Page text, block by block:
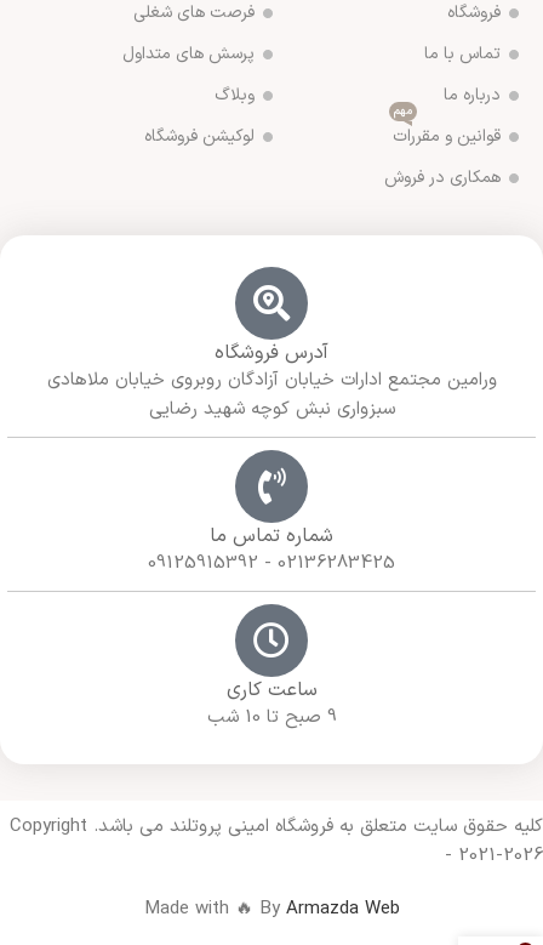
فروشگاه
تماس با ما
درباره ما
قوانین و مقررات
مهم
همکاری در فروش
فرصت های شغلی
پرسش های متداول
وبلاگ
لوکیشن فروشگاه
آدرس فروشگاه
ورامین مجتمع ادارات خیابان آزادگان روبروی خیابان ملاهادی
سبزواری نبش کوچه شهید رضایی
شماره تماس ما
02136283425 - 09125915392
ساعت کاری
9 صبح تا 10 شب
کلیه حقوق سایت متعلق به فروشگاه امینی پروتلند می باشد. Copyright
- 2021-2026
Made with 🔥 By Armazda Web